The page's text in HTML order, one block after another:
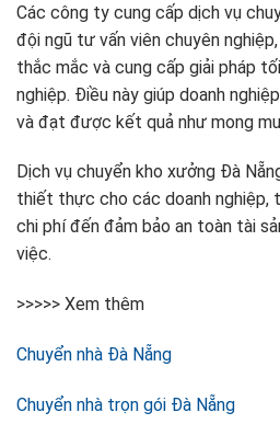
Các công ty cung cấp dịch vụ
đội ngũ tư vấn viên chuyên
thắc mắc và cung cấp giải pháp
nghiệp. Điều này giúp doanh
và đạt được kết quả như mong
Dịch vụ chuyển kho xưởng Đà
thiết thực cho các doanh nghiệp,
chi phí đến đảm bảo an toàn tài
việc.
>>>>> Xem thêm
Chuyển nhà Đà Nẵng
Chuyển nhà trọn gói Đà Nẵng